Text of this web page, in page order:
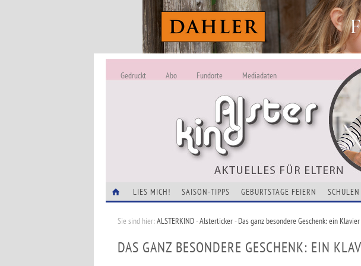
ALSTERKIND -
Alles Neu -
Gedruckt Abo Fundorte Mediadaten
LIES MICH! SAISON-TIPPS GEBURTSTAGE FEIERN
Sie sind hier:ALSTERKIND-Alsterticker-Das ganz besondere Geschenk: ein Klavier
DAS GANZ BESONDERE GESCHENK: EIN